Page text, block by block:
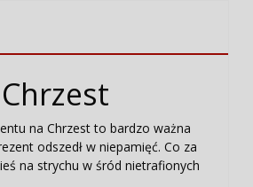
na Chrzest to bardzo ważna
odszedł w niepamięć. Co za
na strychu w śród nietrafionych